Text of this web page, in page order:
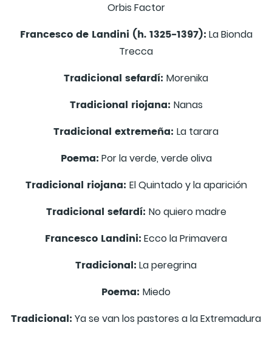
Orbis Factor
Francesco de Landini (h. 1325-1397): La Bionda
Trecca
Tradicional sefardí: Morenika
Tradicional riojana: Nanas
Tradicional extremeña: La tarara
Poema: Por la verde, verde oliva
Tradicional riojana: El Quintado y la aparición
Tradicional sefardí: No quiero madre
Francesco Landini: Ecco la Primavera
Tradicional: La peregrina
Poema: Miedo
Tradicional: Ya se van los pastores a la Extremadura